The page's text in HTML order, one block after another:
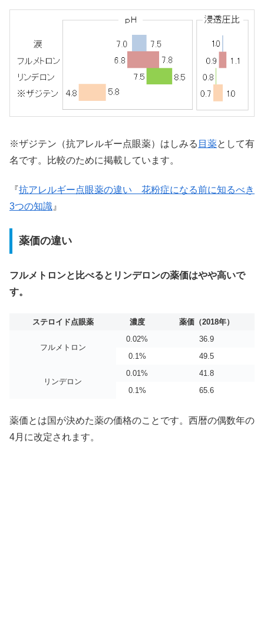
※ザジテン（抗アレルギー点眼薬）はしみる 目薬として有
名です。比較のために掲載しています。
『抗アレルギー点眼薬の違い 花粉症になる前に知るべき
3つの知識 』
薬価の違い
フルメトロンと比べるとリンデロンの薬価はやや高いで
す。
ステロイド点眼薬 濃度 薬価（2018年）
フルメトロン
0.02%
36.9
0.1%
49.5
リンデロン
0.01%
41.8
0.1%
65.6
薬価とは国が決めた薬の価格のことです。西暦の偶数年の
4月に改定されます。